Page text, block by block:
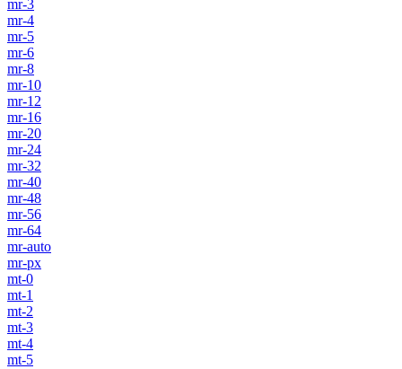
mr-3
mr-4
mr-5
mr-6
mr-8
mr-10
mr-12
mr-16
mr-20
mr-24
mr-32
mr-40
mr-48
mr-56
mr-64
mr-auto
mr-px
mt-0
mt-1
mt-2
mt-3
mt-4
mt-5